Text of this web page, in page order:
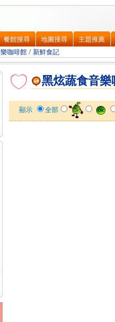
餐館搜尋 地圖搜尋
主題推薦
咖啡館 / 新鮮食記
黑炫蔬食音樂
顯示 全部